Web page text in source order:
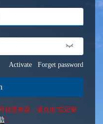
Activate Forget password
信息有误，请点击“忘记密
”。